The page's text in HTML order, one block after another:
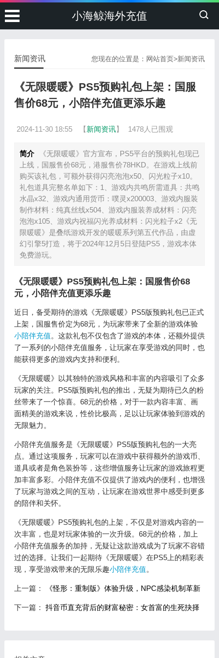
小海鲸海外充值
您现在的位置是： 网站首页>新闻资讯
新闻资讯
《无限暖暖》PS5预购礼包上架：国服
售价68元，小陪伴充值更添乐趣
2024-11-30 18:55 【新闻资讯】 1478人已围观
简介
《无限暖暖》官方宣布，PS5平台的预购礼包现已
上线，国服售价68元，港服售价78HKD。在游戏上线前
购买该礼包，可额外获得闪亮泡泡x50、闪光粒子x10。
礼包道具完整名单如下：1、游戏内共鸣所需道具：共鸣
水晶x32、游戏内通用货币：噗灵x200003、游戏内服装
制作材料：纯真丝线x504、游戏内服装养成材料：闪亮
泡泡x105、游戏内祝福闪光养成材料：闪光粒子x2《无
限暖暖》是叠纸游戏开发的暖暖系列第五代作品，由虚
幻引擎5打造，将于2024年12月5日登陆PS5，游戏本体
免费游玩。
《无限暖暖》PS5预购礼包上架：国服售价68
元，小陪伴充值更添乐趣
近日，备受期待的游戏《无限暖暖》PS5版预购礼包已正式
上架，国服售价定为68元，为玩家带来了全新的游戏体验
小陪伴充值。这款礼包不仅包含了游戏的本体，还额外提供
了一系列的小陪伴充值服务，让玩家在享受游戏的同时，也
能获得更多的游戏内支持和便利。
《无限暖暖》以其独特的游戏风格和丰富的内容吸引了众多
玩家的关注。PS5版预购礼包的推出，无疑为期待已久的粉
丝带来了一个惊喜。68元的价格，对于一款内容丰富、画
面精美的游戏来说，性价比极高，足以让玩家体验到游戏的
无限魅力。
小陪伴充值服务是《无限暖暖》PS5版预购礼包的一大亮
点。通过这项服务，玩家可以在游戏中获得额外的游戏币、
道具或者是角色装扮等，这些增值服务让玩家的游戏旅程更
加丰富多彩。小陪伴充值不仅提供了游戏内的便利，也增强
了玩家与游戏之间的互动，让玩家在游戏世界中感受到更多
的陪伴和关怀。
《无限暖暖》PS5预购礼包的上架，不仅是对游戏内容的一
次丰富，也是对玩家体验的一次升级。68元的价格，加上
小陪伴充值服务的加持，无疑让这款游戏成为了玩家不容错
过的选择。让我们一起期待《无限暖暖》在PS5上的精彩表
现，享受游戏带来的无限乐趣小陪伴充值。
上一篇： 《怪形：重制版》体验升级，NPC感染机制革新
下一篇： 抖音币直充背后的财富秘密：女首富的生死抉择